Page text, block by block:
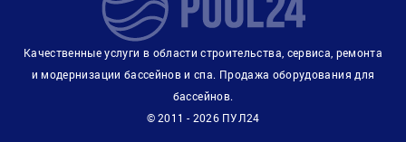
Качественные услуги в области строительства, сервиса, ремонта
и модернизации бассейнов и спа. Продажа оборудования для
бассейнов.
© 2011 - 2026 ПУЛ24